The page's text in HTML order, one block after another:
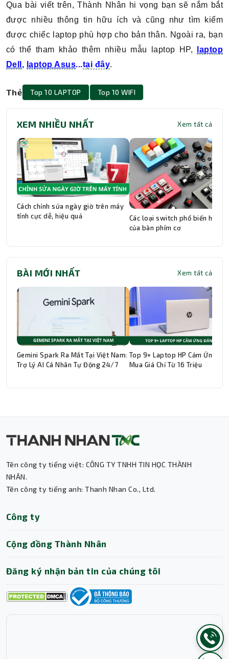
Qua bài viết trên, Thành Nhân hi vọng bạn sẽ nắm bắt
được nhiều thông tin hữu ích và cũng như tìm kiếm
được chiếc laptop phù hợp cho bản thân. Ngoài ra, bạn
có thể tham khảo thêm nhiều mẫu laptop HP,
laptop
Dell , laptop Asus...tại đây.
Thẻ Top 10 LAPTOP Top 10 WIFI
XEM NHIỀU NHẤT Xem tất cả
Cách chỉnh sửa ngày giờ trên máy
tính cực dễ, hiệu quả
Các loại switch phổ biến hiện
của bàn phím cơ
BÀI MỚI NHẤT Xem tất cả
Gemini Spark Ra Mắt Tại Việt Nam:
Trợ Lý AI Cá Nhân Tự Động 24/7
Top 9+ Laptop HP Cảm Ứng
Mua Giá Chỉ Từ 16 Triệu
Tên công ty tiếng việt: CÔNG TY TNHH TIN HỌC THÀNH
NHÂN.
Tên công ty tiếng anh: Thanh Nhan Co., Ltd.
Công ty
Cộng đồng Thành Nhân
Đăng ký nhận bản tin của chúng tôi